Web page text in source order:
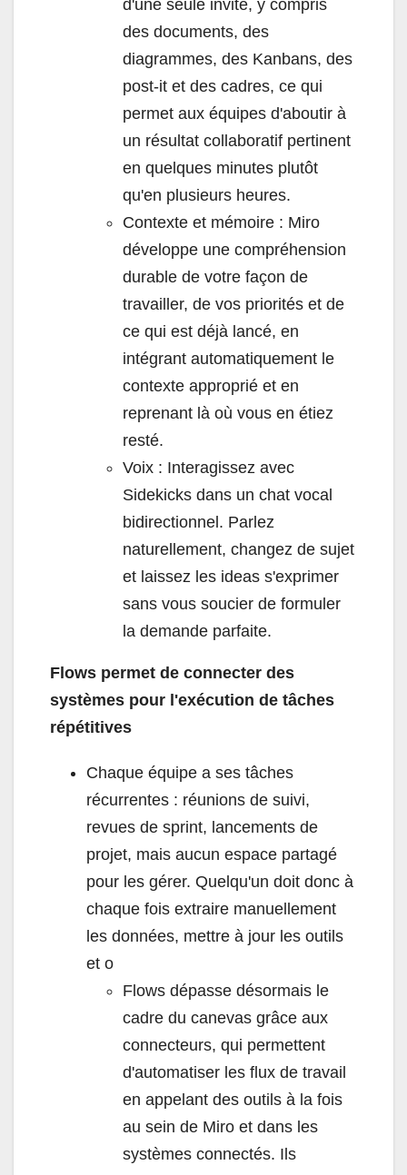
d'une seule invite, y compris
des documents, des
diagrammes, des Kanbans, des
post-it et des cadres, ce qui
permet aux équipes d'aboutir à
un résultat collaboratif pertinent
en quelques minutes plutôt
qu'en plusieurs heures.
Contexte et mémoire : Miro
développe une compréhension
durable de votre façon de
travailler, de vos priorités et de
ce qui est déjà lancé, en
intégrant automatiquement le
contexte approprié et en
reprenant là où vous en étiez
resté.
Voix : Interagissez avec
Sidekicks dans un chat vocal
bidirectionnel. Parlez
naturellement, changez de sujet
et laissez les ideas s'exprimer
sans vous soucier de formuler
la demande parfaite.
Flows permet de connecter des
systèmes pour l'exécution de tâches
répétitives
Chaque équipe a ses tâches
récurrentes : réunions de suivi,
revues de sprint, lancements de
projet, mais aucun espace partagé
pour les gérer. Quelqu'un doit donc à
chaque fois extraire manuellement
les données, mettre à jour les outils
et o
Flows dépasse désormais le
cadre du canevas grâce aux
connecteurs, qui permettent
d'automatiser les flux de travail
en appelant des outils à la fois
au sein de Miro et dans les
systèmes connectés. Ils